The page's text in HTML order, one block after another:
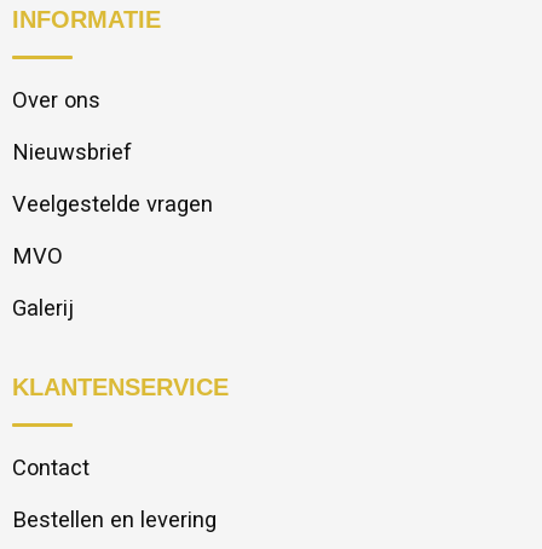
INFORMATIE
Over ons
Nieuwsbrief
Veelgestelde vragen
MVO
Galerij
KLANTENSERVICE
Contact
Bestellen en levering